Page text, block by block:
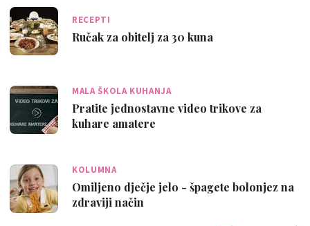
RECEPTI
Ručak za obitelj za 30 kuna
MALA ŠKOLA KUHANJA
Pratite jednostavne video trikove za
kuhare amatere
KOLUMNA
Omiljeno dječje jelo - špagete bolonjez na
zdraviji način